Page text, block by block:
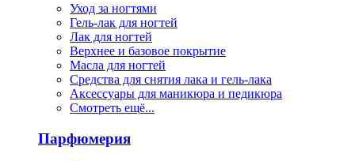
Уход за ногтями
Гель-лак для ногтей
Лак для ногтей
Верхнее и базовое покрытие
Масла для ногтей
Средства для снятия лака и гель-лака
Аксессуары для маникюра и педикюра
Смотреть ещё...
Парфюмерия